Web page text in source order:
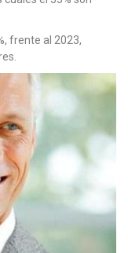
frente al 2023,